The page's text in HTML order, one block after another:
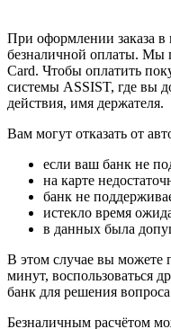
При оформлении заказа в
безналичной оплаты. Мы
Card. Чтобы оплатить
системы ASSIST, где вы
действия, имя держателя.
Вам могут отказать от
если ваш банк не
на карте
банк не
истекло время
в данных была
В этом случае вы можете
минут, воспользоваться
банк для решения
Безналичным расчётом